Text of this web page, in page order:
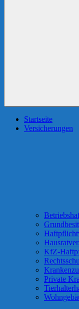
Startseite
Versicherungen
KfZ-
Private